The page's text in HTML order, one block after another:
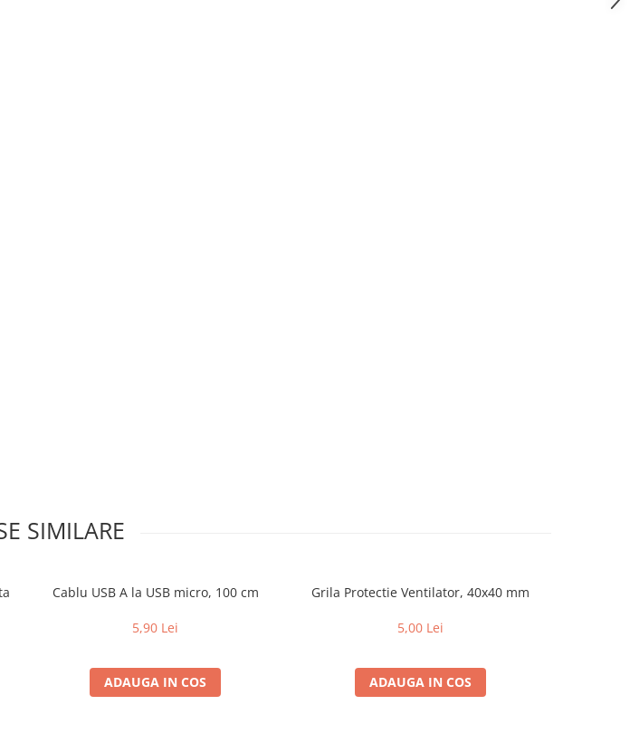
SIMILARE
Cablu USB A la USB micro, 100 cm
5,90 Lei
ADAUGA IN COS
Grila Protectie Ventilator, 40x40 mm
5,00 Lei
ADAUGA IN COS